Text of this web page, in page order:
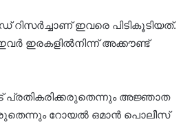
ഇവരെ പിടികൂടിയത്.
ഇരകളില്‍നിന്ന് അക്കൗണ്ട്
അജ്ഞാത
റോയല്‍ ഒമാൻ പൊലീസ്